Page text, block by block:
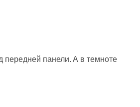
панели. А в темноте